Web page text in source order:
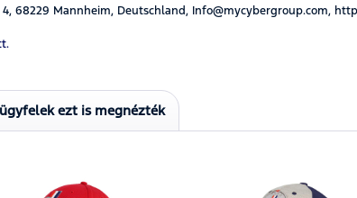
68229 Mannheim, Deutschland, Info@mycybergroup.com,
ezt is megnézték